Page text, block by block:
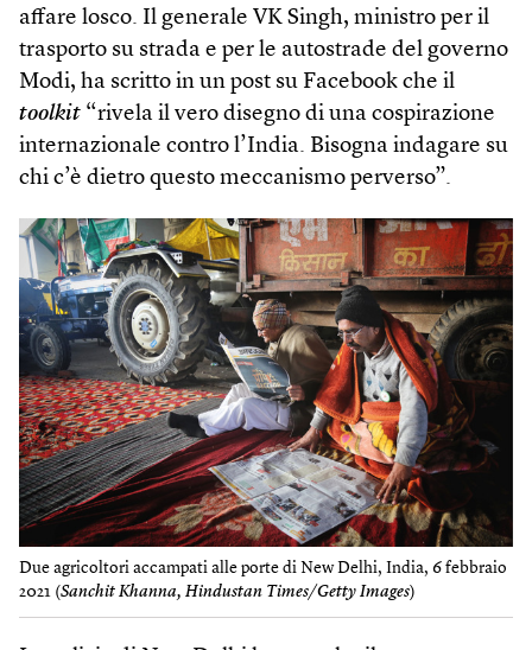
affare losco. Il generale VK Singh, ministro per il
trasporto su strada e per le autostrade del governo
Modi, ha scritto in un post su Facebook che il ­
toolkit “rivela il vero disegno di una cospirazione
internazionale contro l’India. Bisogna indagare su
chi c’è dietro questo meccanismo perverso”.
Due agricoltori accampati alle porte di New Delhi, India, 6 febbraio
2021 (Sanchit Khanna, Hindustan Times/Getty Images)